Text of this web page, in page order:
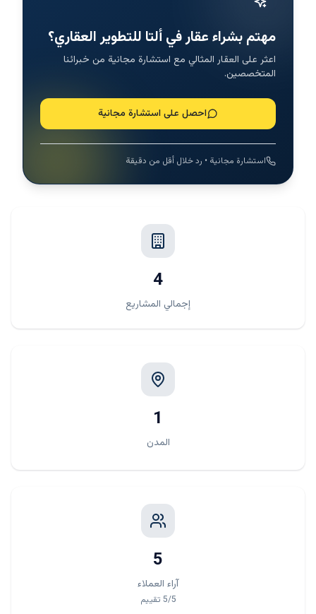
مهتم بشراء عقار في ألتا للتطوير العقاري؟
اعثر على العقار المثالي مع استشارة مجانية من خبرائنا
المتخصصين.
احصل على استشارة مجانية
استشارة مجانية • رد خلال أقل من دقيقة
4
إجمالي المشاريع
1
المدن
5
آراء العملاء
5/5 تقييم